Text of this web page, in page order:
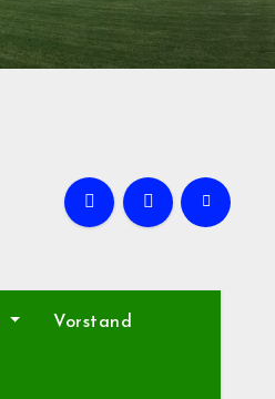
Vorstand